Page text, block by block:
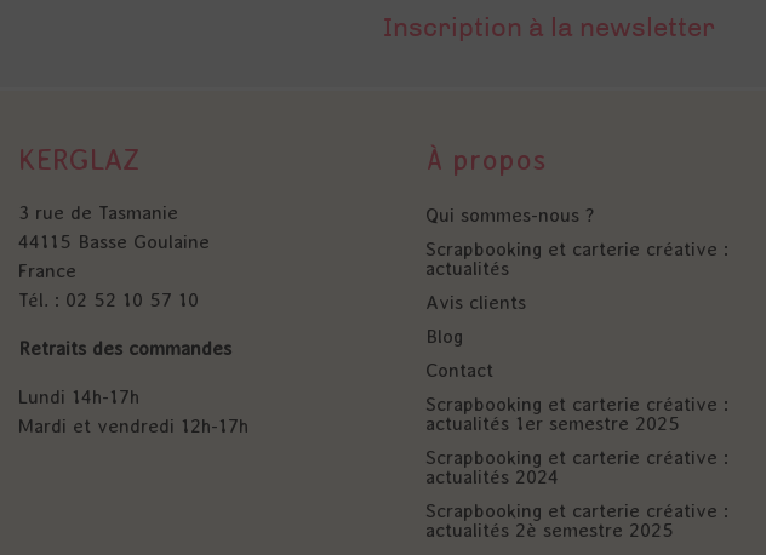
Inscription à la newsletter
KERGLAZ
3 rue de Tasmanie
44115 Basse Goulaine
France
Tél. : 02 52 10 57 10
Retraits des commandes
Lundi 14h-17h
Mardi et vendredi 12h-17h
À propos
Qui sommes-nous ?
Scrapbooking et carterie créative :
actualités
Avis clients
Blog
Contact
Scrapbooking et carterie créative :
actualités 1er semestre 2025
Scrapbooking et carterie créative :
actualités 2024
Scrapbooking et carterie créative :
actualités 2è semestre 2025